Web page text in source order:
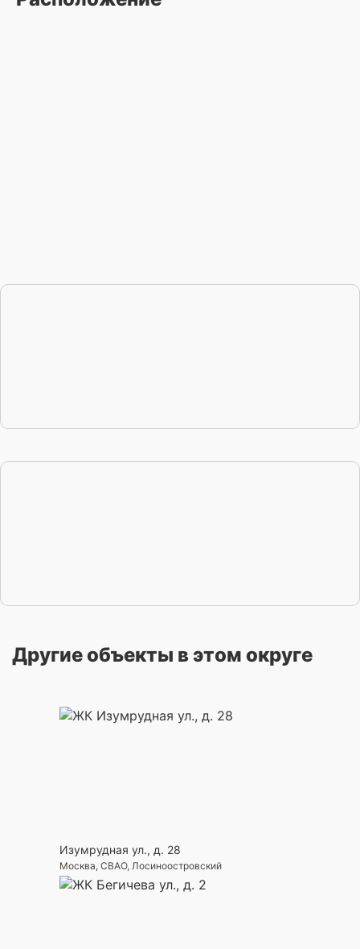
Другие объекты в этом округе
Изумрудная ул., д. 28
Москва, СВАО, Лосиноостровский